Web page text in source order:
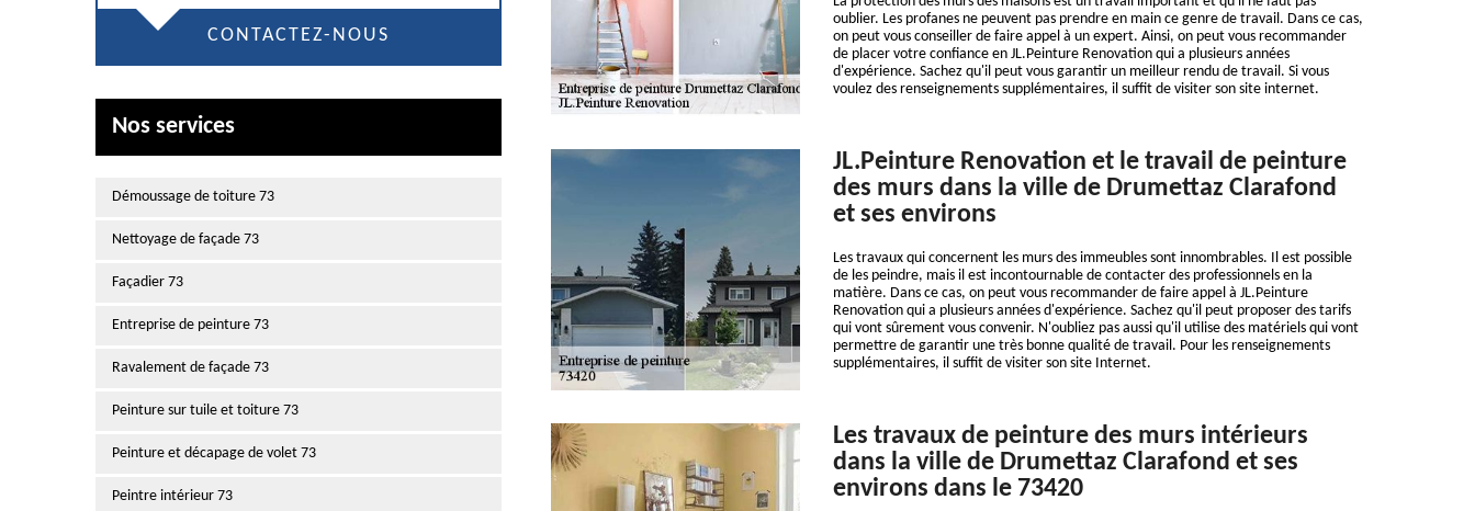
CONTACTEZ-NOUS
Nos services
Démoussage de toiture 73
Nettoyage de façade 73
Façadier 73
Entreprise de peinture 73
Ravalement de façade 73
Peinture sur tuile et toiture 73
Peinture et décapage de volet 73
Peintre intérieur 73
oublier. Les profanes ne peuvent pas prendre en main ce genre de travail. Dans ce cas,
on peut vous conseiller de faire appel à un expert. Ainsi, on peut vous recommander
de placer votre confiance en JL.Peinture Renovation qui a plusieurs années
d'expérience. Sachez qu'il peut vous garantir un meilleur rendu de travail. Si vous
voulez des renseignements supplémentaires, il suffit de visiter son site internet.
JL.Peinture Renovation et le travail de peinture
des murs dans la ville de Drumettaz Clarafond
et ses environs
Les travaux qui concernent les murs des immeubles sont innombrables. Il est possible
de les peindre, mais il est incontournable de contacter des professionnels en la
matière. Dans ce cas, on peut vous recommander de faire appel à JL.Peinture
Renovation qui a plusieurs années d'expérience. Sachez qu'il peut proposer des tarifs
qui vont sûrement vous convenir. N'oubliez pas aussi qu'il utilise des matériels qui vont
permettre de garantir une très bonne qualité de travail. Pour les renseignements
supplémentaires, il suffit de visiter son site Internet.
Les travaux de peinture des murs intérieurs
dans la ville de Drumettaz Clarafond et ses
environs dans le 73420